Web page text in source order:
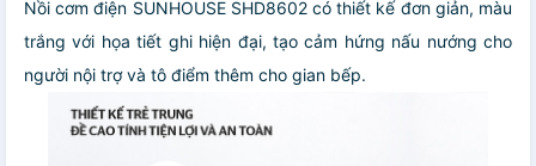
Nồi cơm điện SUNHOUSE SHD8602 có thiết kế đơn giản, màu
trắng với họa tiết ghi hiện đại, tạo cảm hứng nấu nướng cho
người nội trợ và tô điểm thêm cho gian bếp.